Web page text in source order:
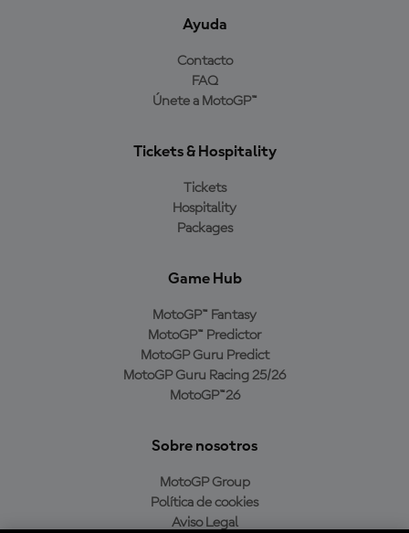
Ayuda
Contacto
FAQ
Únete a MotoGP™
Tickets & Hospitality
Tickets
Hospitality
Packages
Game Hub
MotoGP™ Fantasy
MotoGP™ Predictor
MotoGP Guru Predict
MotoGP Guru Racing 25/26
MotoGP™26
Sobre nosotros
MotoGP Group
Política de cookies
Aviso Legal